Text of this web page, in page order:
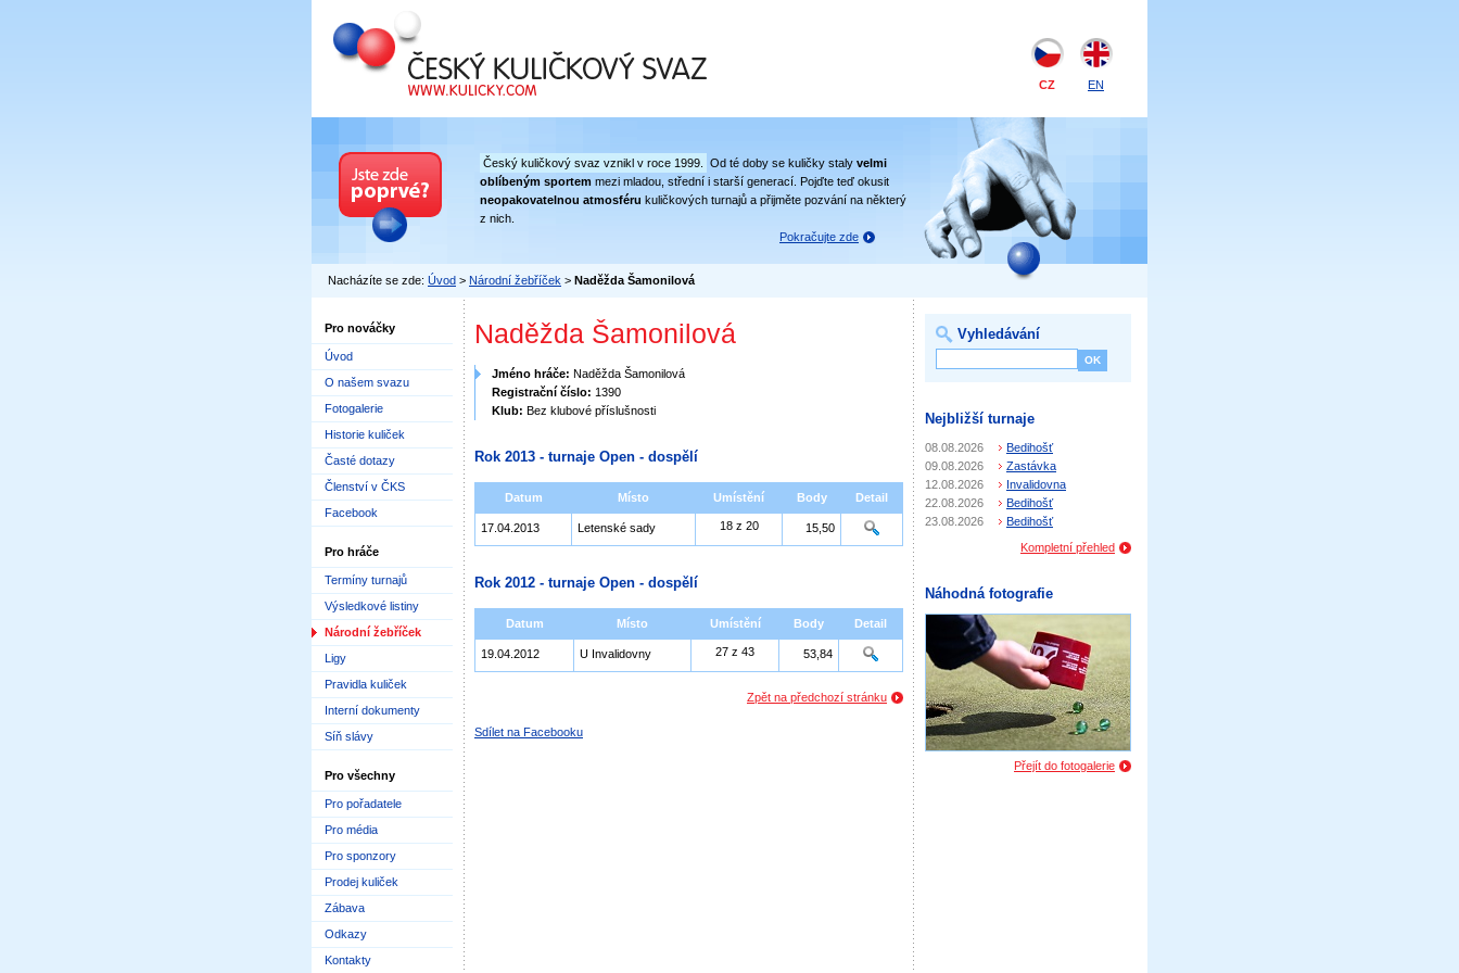
Český kuličkový svaz
CZ EN
Český kuličkový svaz vznikl v roce 1999. Od té doby se kuličky staly velmi
oblíbeným sportem mezi mladou, střední i starší generací. Pojďte teď okusit
neopakovatelnou atmosféru kuličkových turnajů a přijměte pozvání na některý
z nich.
Pokračujte zde
Nacházíte se zde: Úvod > Národní žebříček > Naděžda Šamonilová
Pro nováčky
Úvod
O našem svazu
Fotogalerie
Historie kuliček
Časté dotazy
Členství v ČKS
Facebook
Pro hráče
Termíny turnajů
Výsledkové listiny
Národní žebříček
Ligy
Pravidla kuliček
Interní dokumenty
Síň slávy
Pro všechny
Pro pořadatele
Pro média
Pro sponzory
Prodej kuliček
Zábava
Odkazy
Kontakty
Naděžda Šamonilová
Jméno hráče: Naděžda Šamonilová
Registrační číslo: 1390
Klub: Bez klubové příslušnosti
Rok 2013 - turnaje Open - dospělí
Datum Místo Umístění Body Detail
17.04.2013 Letenské sady 18 z 20 15,50
Rok 2012 - turnaje Open - dospělí
Datum Místo Umístění Body Detail
19.04.2012 U Invalidovny 27 z 43 53,84
Zpět na předchozí stránku
Sdílet na Facebooku
Vyhledávání
Nejbližší turnaje
08.08.2026
Bedihošť
09.08.2026
Zastávka
12.08.2026
Invalidovna
22.08.2026
Bedihošť
23.08.2026
Bedihošť
Kompletní přehled
Náhodná fotografie
Přejít do fotogalerie